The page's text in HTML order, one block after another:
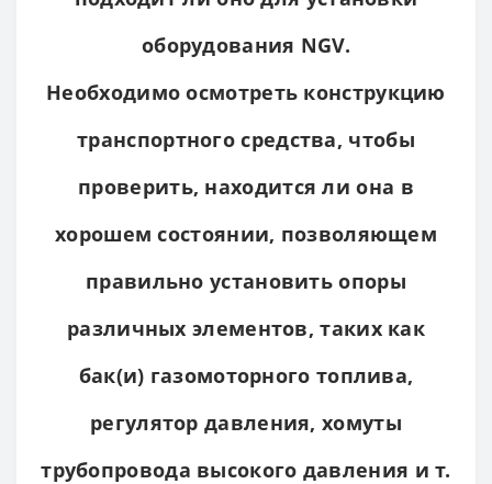
оборудования NGV.
Необходимо осмотреть конструкцию
транспортного средства, чтобы
проверить, находится ли она в
хорошем состоянии, позволяющем
правильно установить опоры
различных элементов, таких как
бак(и) газомоторного топлива,
регулятор давления, хомуты
трубопровода высокого давления и т.